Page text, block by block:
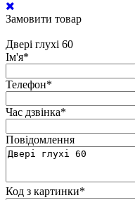
Замовити товар
Двері глухі 60
Ім'я*
Телефон*
Час дзвінка*
Повідомлення
Код з картинки*